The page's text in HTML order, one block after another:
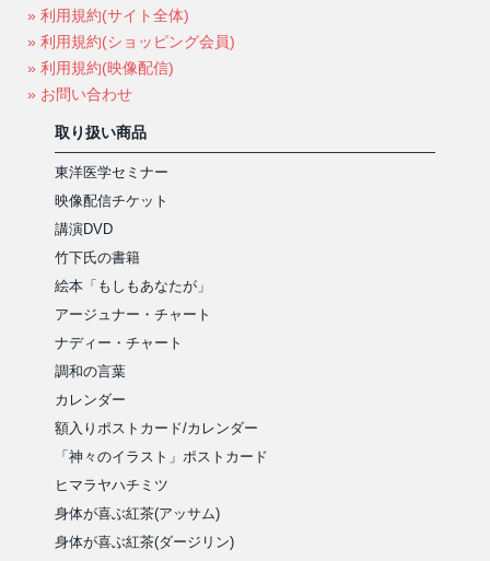
» 利用規約(サイト全体)
» 利用規約(ショッピング会員)
» 利用規約(映像配信)
» お問い合わせ
取り扱い商品
東洋医学セミナー
映像配信チケット
講演DVD
竹下氏の書籍
絵本「もしもあなたが」
アージュナー・チャート
ナディー・チャート
調和の言葉
カレンダー
額入りポストカード/カレンダー
「神々のイラスト」ポストカード
ヒマラヤハチミツ
身体が喜ぶ紅茶(アッサム)
身体が喜ぶ紅茶(ダージリン)